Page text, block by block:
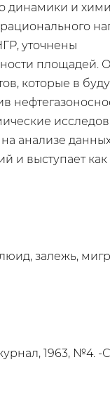
динамики и
уточнены
площадей.
которые в
анализе
и выступает как
залежь,
1963, №4. -